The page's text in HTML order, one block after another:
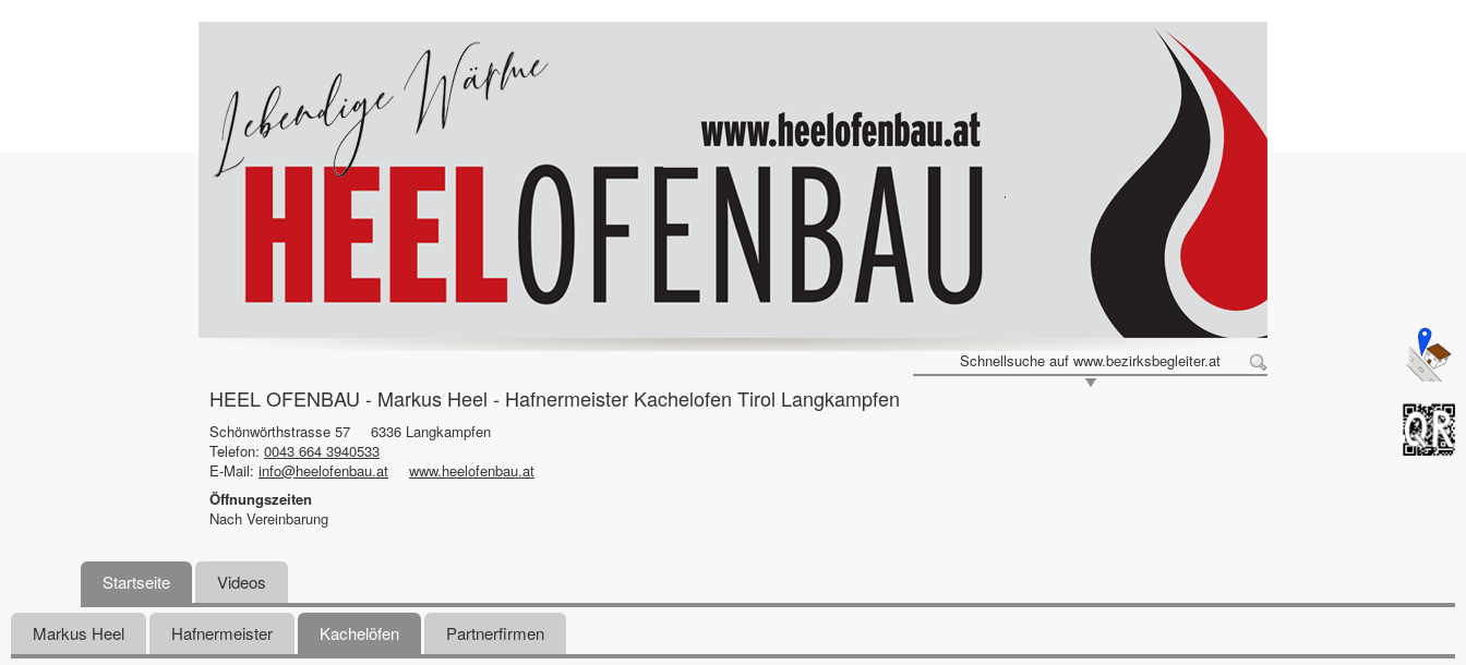
Schnellsuche auf www.bezirksbegleiter.at
HEEL OFENBAU - Markus Heel - Hafnermeister Kachelofen Tirol Langkampfen
Schönwörthstrasse 57
6336 Langkampfen
Telefon: 0043 664 3940533
E-Mail: info@heelofenbau.at
www.heelofenbau.at
Öffnungszeiten
Nach Vereinbarung
Startseite Videos
Markus Heel Hafnermeister Kachelöfen Partnerfirmen